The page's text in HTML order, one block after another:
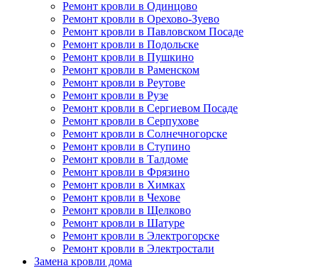
Ремонт кровли в Одинцово
Ремонт кровли в Орехово-Зуево
Ремонт кровли в Павловском Посаде
Ремонт кровли в Подольске
Ремонт кровли в Пушкино
Ремонт кровли в Раменском
Ремонт кровли в Реутове
Ремонт кровли в Рузе
Ремонт кровли в Сергиевом Посаде
Ремонт кровли в Серпухове
Ремонт кровли в Солнечногорске
Ремонт кровли в Ступино
Ремонт кровли в Талдоме
Ремонт кровли в Фрязино
Ремонт кровли в Химках
Ремонт кровли в Чехове
Ремонт кровли в Щелково
Ремонт кровли в Шатуре
Ремонт кровли в Электрогорске
Ремонт кровли в Электростали
Замена кровли дома